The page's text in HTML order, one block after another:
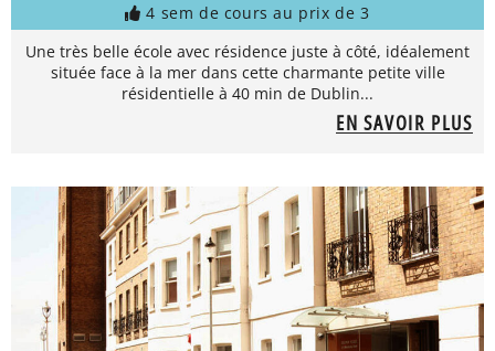
4 sem de cours au prix de 3
Une très belle école avec résidence juste à côté, idéalement
située face à la mer dans cette charmante petite ville
résidentielle à 40 min de Dublin...
EN SAVOIR PLUS